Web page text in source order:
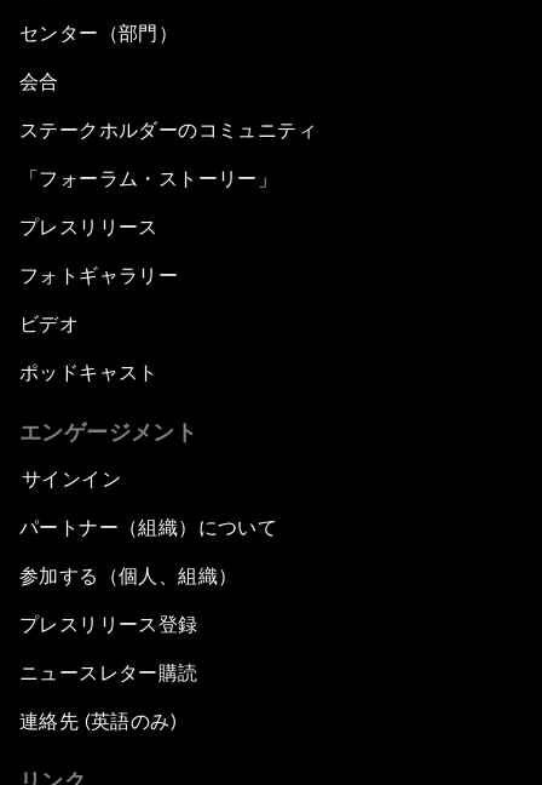
センター（部門）
会合
ステークホルダーのコミュニティ
「フォーラム・ストーリー」
プレスリリース
フォトギャラリー
ビデオ
ポッドキャスト
エンゲージメント
サインイン
パートナー（組織）について
参加する（個人、組織）
プレスリリース登録
ニュースレター購読
連絡先 (英語のみ)